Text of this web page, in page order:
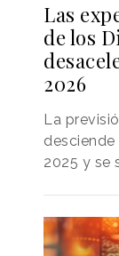
Las
de los
2026
La
2025 y se